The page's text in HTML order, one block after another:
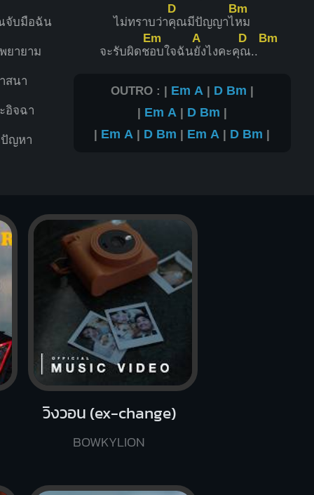
จับมือฉัน
ยายาม
สนา
อิจฉา
ปัญหา
ไม่ทราบว่า
D
คุณมีปัญญาไ
Bm
หม
จะรับผิดช
Em
อบใจฉัน
A
ยังไงคะคุ
D
ณ..
Bm
OUTRO : | Em A| D Bm |
| Em A| D Bm |
| Em A | D Bm | Em A | D Bm |
วิงวอน (ex-change)
BOWKYLION